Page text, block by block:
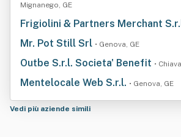
Mignanego, GE
Frigiolini & Partners Merchant
Mr. Pot Still Srl • Genova, GE
Outbe S.r.l. Societa' Benefit •
Mentelocale Web S.r.l. • Genova, GE
Vedi più aziende simili